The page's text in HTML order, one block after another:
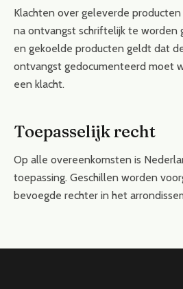
Klachten over geleverde
na ontvangst schriftelijk te worden
en gekoelde producten geldt dat
ontvangst gedocumenteerd moet
een klacht.
Toepasselijk recht
Op alle overeenkomsten is
toepassing. Geschillen worden
bevoegde rechter in het